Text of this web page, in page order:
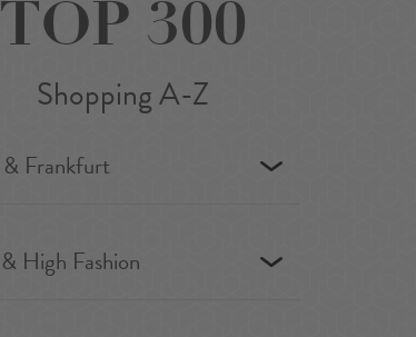
TOP 300
Shopping A-Z
Frankfurt
High Fashion